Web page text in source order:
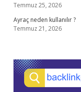
Temmuz 25, 2026
Ayraç neden kullanılır ?
Temmuz 21, 2026